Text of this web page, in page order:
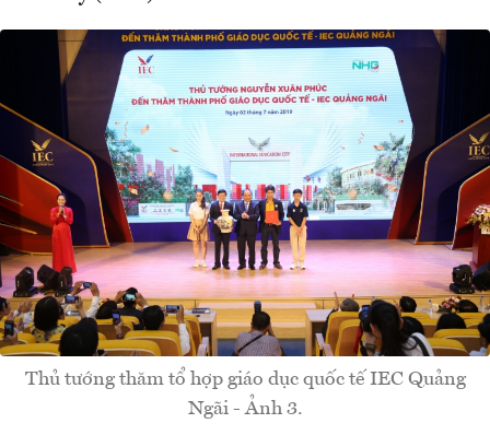
Thủ tướng thăm tổ hợp giáo dục quốc tế IEC Quảng
Ngãi - Ảnh 3.